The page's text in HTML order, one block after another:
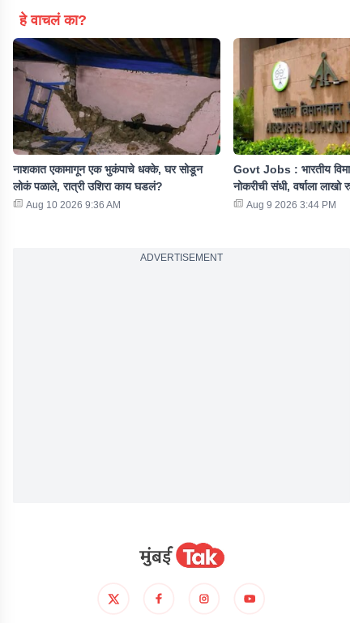
हे वाचलं का?
नाशकात एकामागून एक भुकंपाचे धक्के, घर सोडून
लोकं पळाले, रात्री उशिरा काय घडलं?
Aug 10 2026 9:36 AM
Govt Jobs : भारतीय विमान
नोकरीची संधी, वर्षाला लाखो
Aug 9 2026 3:44 PM
ADVERTISEMENT